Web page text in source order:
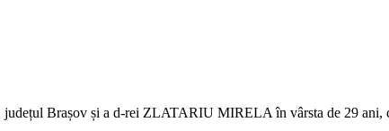
Brașov și a d-rei ZLATARIU MIRELA în vârsta de 29 ani,